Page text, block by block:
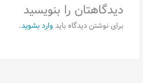
دیدگاهتان را بنویسید
برای نوشتن دیدگاه باید وارد بشوید.